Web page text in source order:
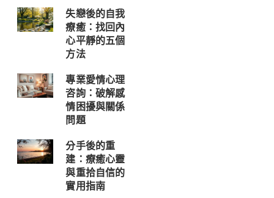
失戀後的自我
療癒：找回內
心平靜的五個
方法
專業愛情心理
咨詢：破解感
情困擾與關係
問題
分手後的重
建：療癒心靈
與重拾自信的
實用指南